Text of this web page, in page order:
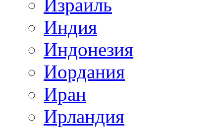
Израиль
Индия
Индонезия
Иордания
Иран
Ирландия